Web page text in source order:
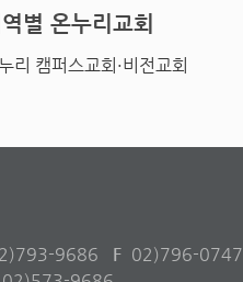
별 온누리교회
리 캠퍼스교회·비전교회
9686 F 02)796-0747